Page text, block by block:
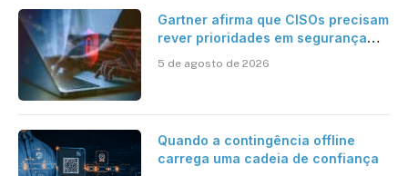
Gartner afirma que CISOs precisam
rever prioridades em segurança
desafios impostos pela Inteligência
5 de agosto de 2026
Quando a contingência offline
carrega uma cadeia de confiança